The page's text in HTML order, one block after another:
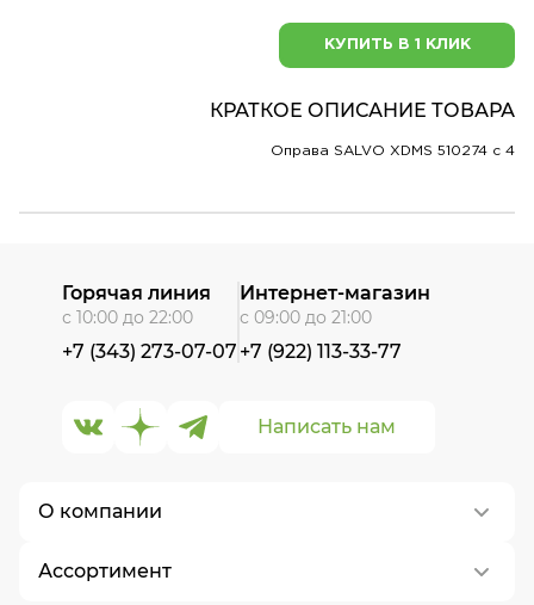
КУПИТЬ В 1 КЛИК
КРАТКОЕ ОПИСАНИЕ ТОВАРА
Оправа SALVO XDMS 510274 c 4
О компании
О нас
Ассортимент
Написать нам
Горячая линия
с 10:00 до 22:00
+7 (343) 273-07-07
Интернет-магазин
с 09:00 до 21:00
+7 (922) 113-33-77